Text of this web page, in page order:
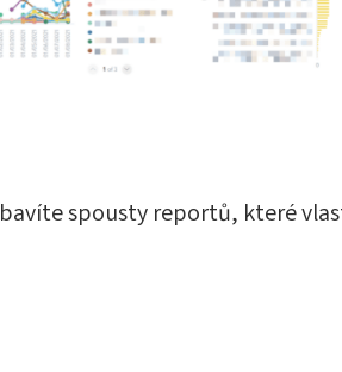
spousty reportů, které